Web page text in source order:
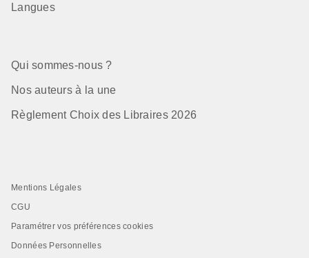
Langues
Qui sommes-nous ?
Nos auteurs à la une
Règlement Choix des Libraires 2026
Mentions Légales
CGU
Paramétrer vos préférences cookies
Données Personnelles